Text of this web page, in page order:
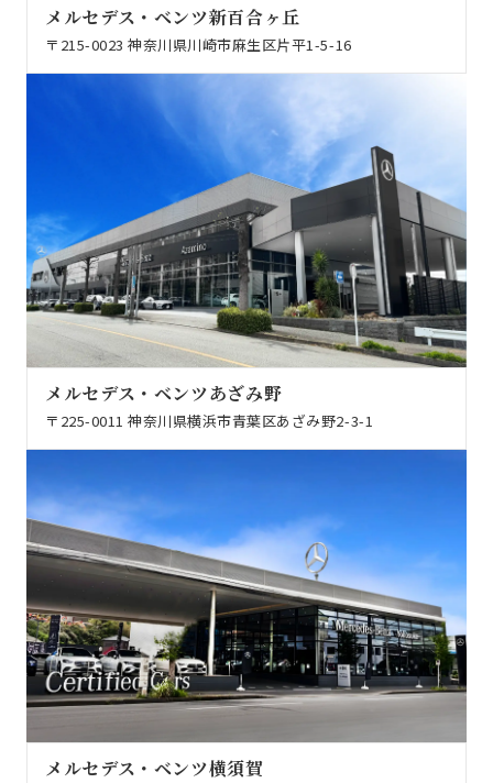
メルセデス・ベンツ新百合ヶ丘
〒215-0023 神奈川県川崎市麻生区片平1-5-16
メルセデス・ベンツあざみ野
〒225-0011 神奈川県横浜市青葉区あざみ野2-3-1
メルセデス・ベンツ横須賀